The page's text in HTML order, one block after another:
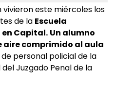
este miércoles los
de la Escuela
en Capital. Un alumno
aire comprimido al aula
personal policial de la
Juzgado Penal de la